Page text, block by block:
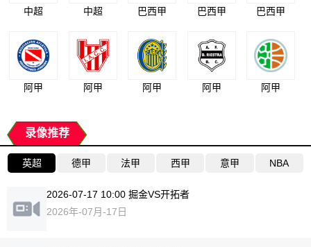
中超 中超 巴西甲 巴西甲 巴西甲
阿甲 阿甲 阿甲 阿甲 阿甲
录像推荐
英超 德甲 法甲 西甲 意甲 NBA
2026-07-17 10:00 掘金VS开拓者
2026年-07月-17日